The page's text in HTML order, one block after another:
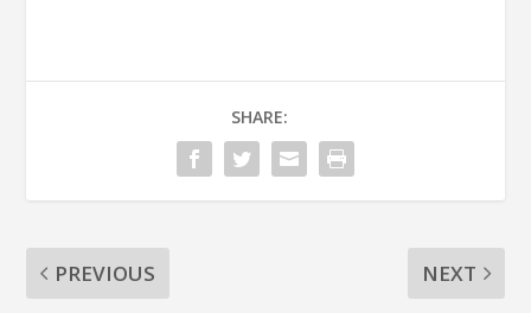
SHARE:
PREVIOUS NEXT